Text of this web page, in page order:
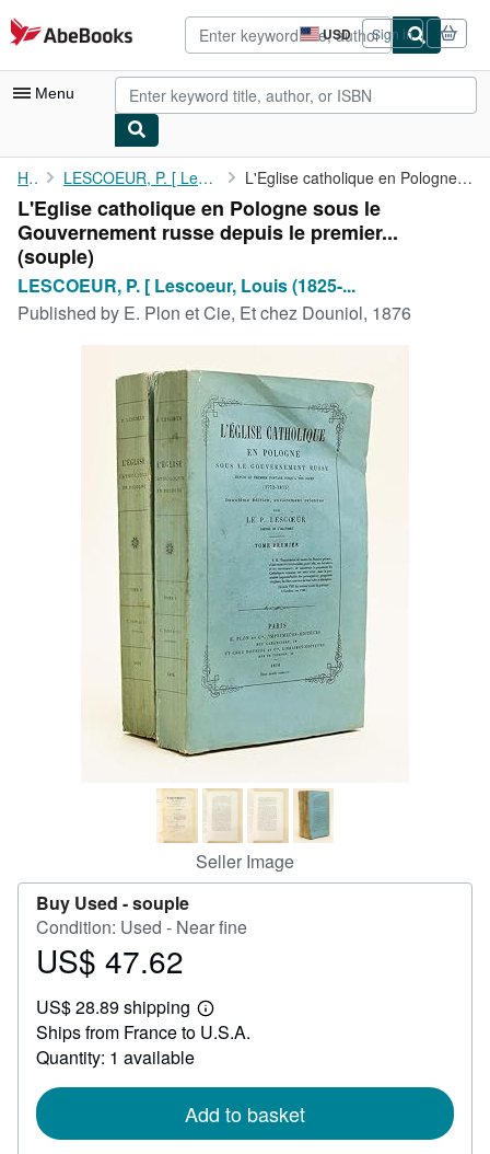
Skip to main content
AbeBooks.com USD
Site
shopping
preferences
Sign in
Menu
My Account
My Purchases
Advanced Search
Browse Collections
CLOSE
Home LESCOEUR, P. [ Lescoeur, Louis (1825-1910) ] L'Eglise catholique en Pologne sous le Gouvernement russe depuis...
L'Eglise catholique en Pologne sous le
Gouvernement russe depuis le premier...
(souple)
LESCOEUR, P. [ Lescoeur, Louis (1825-...
Published by E. Plon et Cie, Et chez Douniol, 1876
Seller Image
Buy Used -souple
Condition: Used - Near fine
Price
47.62
US$ 47.62
US$ 28.89 shipping
Learn
more
Ships from France to U.S.A.
Quantity: 1 available
Add to basket